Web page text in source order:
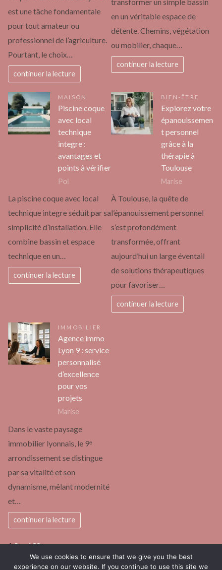
est une tâche fondamentale
pour tout amateur ou
professionnel de l’agriculture.
Pourtant, le choix…
continuer la lecture
transformer un simple bassin
en un véritable espace de
détente. Chemins, végétation
ou mobilier, chaque…
continuer la lecture
MAISON
Piscine coque
avec local
technique
integre :
avantages et
points à vérifier
Pol
La piscine coque avec local
technique integre séduit par sa
simplicité d’installation. Elle
combine bassin et espace
technique en un…
continuer la lecture
BIEN-ÊTRE
Explorez votre
épanouissemen
t personnel
grâce à la
thérapie à
Toulouse
Marise
À Toulouse, la quête de
l’épanouissement personnel
s’est profondément
transformée, offrant
aujourd’hui un large éventail
de solutions thérapeutiques
pour favoriser…
continuer la lecture
IMMOBILIER
Agence immo
Lyon 9 : service
personnalisé
d’excellence
pour vos
projets
Marise
Dans le vaste paysage
immobilier lyonnais, le 9ᵉ
arrondissement se distingue
par sa vitalité et son
dynamisme, mêlant modernité
et…
continuer la lecture
Page:
12…132Next
»
We use cookies to ensure that we give you the best
experience on our website. If you continue to use this site we